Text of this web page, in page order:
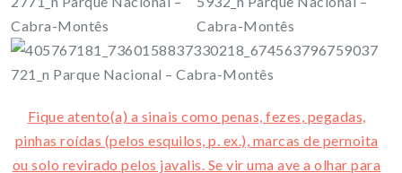
Fique atento(a) a sinais como penas, fezes, pegadas,
pinhas roídas (pelos esquilos, p. ex.), marcas de pernoita
ou solo revirado pelos javalis. Se vir uma ave a olhar para